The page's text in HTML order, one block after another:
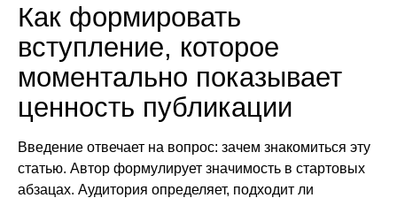
Как формировать
вступление, которое
моментально показывает
ценность публикации
Введение отвечает на вопрос: зачем знакомиться эту
статью. Автор формулирует значимость в стартовых
абзацах. Аудитория определяет, подходит ли